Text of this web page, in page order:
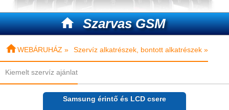
 Szarvas GSM
WEBÁRUHÁZ » Szervíz alkatrészek, bontott alkatrészek »
Kiemelt szervíz ajánlat
Samsung érintő és LCD csere